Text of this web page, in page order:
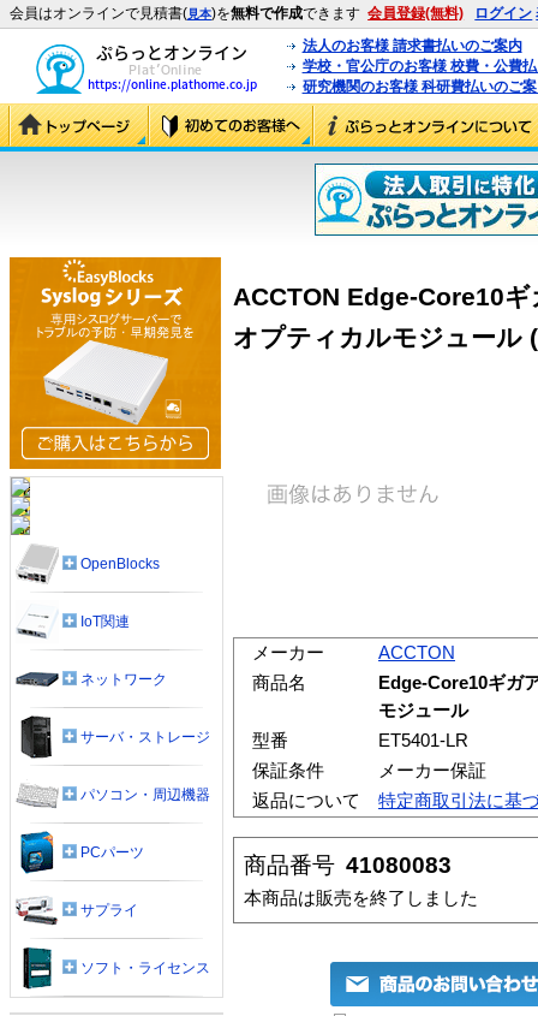
会員はオンラインで見積書(見本)を無料で作成できます 会員登録(無料) ログイン
法人のお客様 請求書払いのご案内
学校・官公庁のお客様 校費・公費
研究機関のお客様 科研費払いのご
ACCTON Edge-Core10
オプティカルモジュール
メーカー
ACCTON
商品名
Edge-Core10ギガ
モジュール
型番
ET5401-LR
保証条件
メーカー保証
返品について
特定商取引法に基
商品番号 41080083
本商品は販売を終了しました
OpenBlocks
IoT関連
ネットワーク
サーバ・ストレージ
パソコン・周辺機器
PCパーツ
サプライ
ソフト・ライセンス